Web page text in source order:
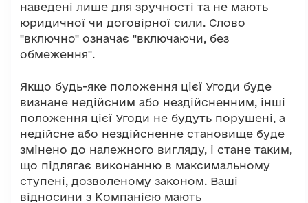
наведені лише для зручності та не мають
юридичної чи договірної сили. Слово
"включно" означає "включаючи, без
обмеження".
Якщо будь-яке положення цієї Угоди буде
визнане недійсним або нездійсненним, інші
положення цієї Угоди не будуть порушені, а
недійсне або нездійсненне становище буде
змінено до належного вигляду, і стане таким,
що підлягає виконанню в максимальному
ступені, дозволеному законом. Ваші
відносини з Компанією мають